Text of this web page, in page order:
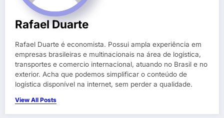
Rafael Duarte
Rafael Duarte é economista. Possui ampla experiência em
empresas brasileiras e multinacionais na área de logística,
transportes e comercio internacional, atuando no Brasil e no
exterior. Acha que podemos simplificar o conteúdo de
logística disponível na internet, sem perder a qualidade.
View All Posts